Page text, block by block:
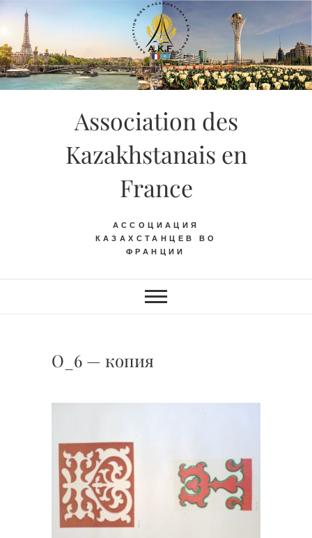
Skip
content
Association des
Kazakhstanais en
France
АССОЦИАЦИЯ
КАЗАХСТАНЦЕВ ВО
ФРАНЦИИ
О_6 — копия